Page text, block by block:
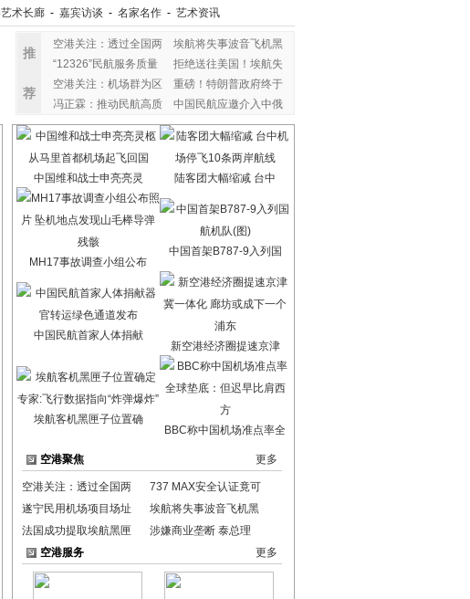
术长廊 - 嘉宾访谈 - 名家名作 - 艺术资讯
推
荐
空港关注：透过全国两
埃航将失事波音飞机黑
“12326”民航服务质量
拒绝送往美国！埃航失
空港关注：机场群为区
重磅！特朗普政府终于
冯正霖：推动民航高质
中国民航应邀介入中俄
中国维和战士申亮亮灵 陆客团大幅缩减 台中
MH17事故调查小组公布
中国首架B787-9入列国
中国民航首家人体捐献
新空港经济圈提速京津
埃航客机黑匣子位置确
BBC称中国机场准点率全
空港聚焦 更多
空港关注：透过全国两
737 MAX安全认证竟可
遂宁民用机场项目场址
埃航将失事波音飞机黑
法国成功提取埃航黑匣
涉嫌商业垄断 泰总理
空港服务
更多